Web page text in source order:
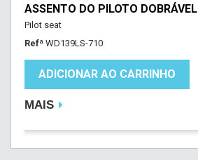
ASSENTO DO PILOTO DOBRÁVEL
Pilot seat
Refª WD139LS-710
ADICIONAR AO CARRINHO
MAIS